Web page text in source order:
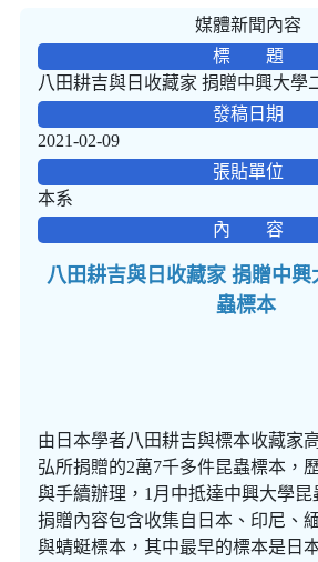
媒體新聞內容
標 題
八田耕吉與日收藏家 捐贈中興大學
發稿日期
2021-02-09
張貼單位
本系
內 容
八田耕吉與日收藏家 捐贈中
蟲標本
由日本學者八田耕吉與標本收藏家
弘所捐贈的2萬7千多件昆蟲標本，
與手續辦理，1月中抵達中興大學昆
捐贈內容包含收集自日本、印尼、
與蜻蜓標本，其中最早的標本是日